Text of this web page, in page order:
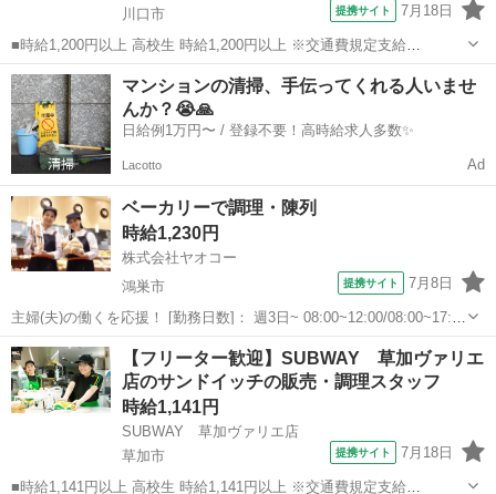
川口市
提携サイト 7月18日
■時給1,200円以上 高校生 時給1,200円以上 ※交通費規定支給
■SUBWAY アリオ川口店 埼玉県川口市埼玉県川口市並木元町1-79
アリオ川口 1階 ■アルバイト、パート ■履歴書不要、主婦・主夫歓迎、
フリータ...
埼玉 川口市
マンションの清掃、手伝ってくれる人いませ
んか？😭🙏
日給例1万円〜 / 登録不要！高時給求人多数✨
Lacotto Ad
ベーカリーで調理・陳列
時給1,230円
株式会社ヤオコー
鴻巣市
提携サイト 7月8日
主婦(夫)の働くを応援！ [勤務日数]： 週3日~ 08:00~12:00/08:00~17:00
[勤務地・最寄駅]： 埼玉県鴻巣市逆川2丁目216 ヤオコー 鴻巣逆川
店 ＜株式会社ヤオコー＞ 鴻巣駅徒歩10分 [...
埼玉 鴻巣市 パン
【フリーター歓迎】SUBWAY 草加ヴァリエ
店のサンドイッチの販売・調理スタッフ
時給1,141円
SUBWAY 草加ヴァリエ店
草加市
提携サイト 7月18日
■時給1,141円以上 高校生 時給1,141円以上 ※交通費規定支給